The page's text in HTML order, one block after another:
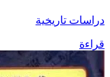
دراسات تاريخية
قراءة